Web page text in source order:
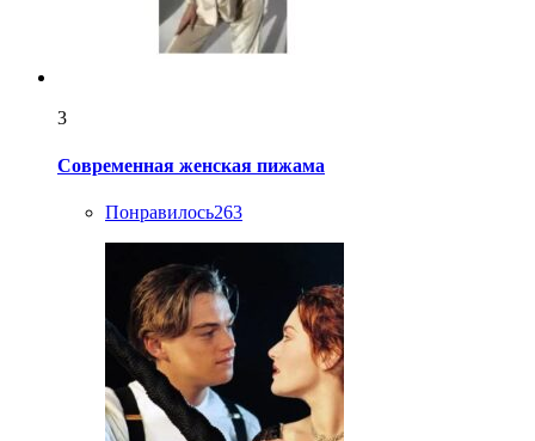
3
Современная женская пижама
Понравилось263